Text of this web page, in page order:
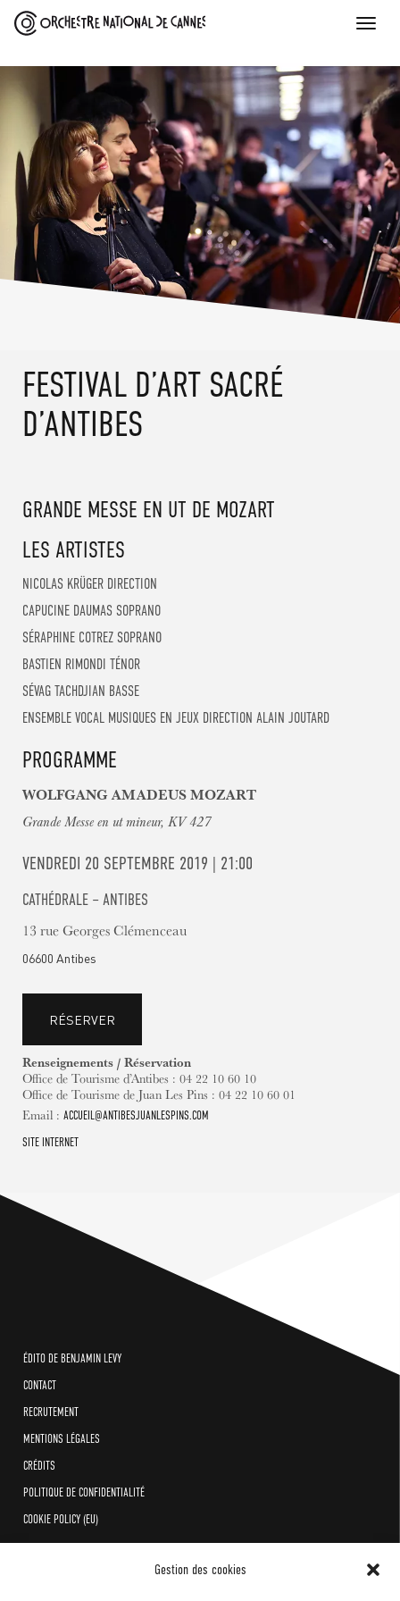
Gestion des cookies
Toggle
CONTENT
FESTIVAL D’ART SACRÉ
D’ANTIBES
GRANDE MESSE EN UT DE MOZART
LES ARTISTES
NICOLAS KRÜGER DIRECTION
CAPUCINE DAUMAS SOPRANO
SÉRAPHINE COTREZ SOPRANO
BASTIEN RIMONDI
TÉNOR
SÉVAG TACHDJIAN BASSE
ENSEMBLE VOCAL MUSIQUES EN JEUX DIRECTION ALAIN JOUTARD
PROGRAMME
WOLFGANG AMADEUS MOZART
Grande Messe en ut mineur, KV 427
VENDREDI 20 SEPTEMBRE 2019 | 21:00
CATHÉDRALE – ANTIBES
13 rue Georges Clémenceau
06600 Antibes
RÉSERVER
Renseignements / Réservation
Office de Tourisme d’Antibes : 04 22 10 60 10
Office de Tourisme de Juan Les Pins : 04 22 10 60 01
Email : ACCUEIL@ANTIBESJUANLESPINS.COM
SITE INTERNET
ÉDITO DE BENJAMIN LEVY
CONTACT
RECRUTEMENT
MENTIONS LÉGALES
CRÉDITS
POLITIQUE DE CONFIDENTIALITÉ
COOKIE POLICY (EU)